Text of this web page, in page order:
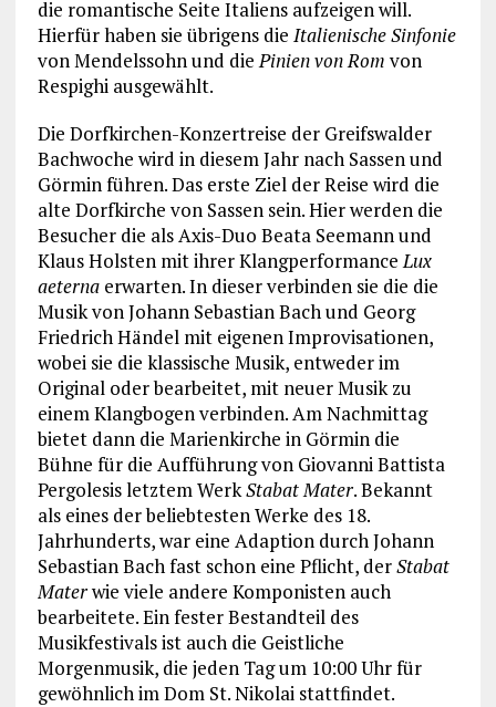
die romantische Seite Italiens aufzeigen will.
Hierfür haben sie übrigens die Italienische Sinfonie
von Mendelssohn und die Pinien von Rom von
Respighi ausgewählt.
Die Dorfkirchen-Konzertreise der Greifswalder
Bachwoche wird in diesem Jahr nach Sassen und
Görmin führen. Das erste Ziel der Reise wird die
alte Dorfkirche von Sassen sein. Hier werden die
Besucher die als Axis-Duo Beata Seemann und
Klaus Holsten mit ihrer Klangperformance Lux
aeternaerwarten. In dieser verbinden sie die die
Musik von Johann Sebastian Bach und Georg
Friedrich Händel mit eigenen Improvisationen,
wobei sie die klassische Musik, entweder im
Original oder bearbeitet, mit neuer Musik zu
einem Klangbogen verbinden. Am Nachmittag
bietet dann die Marienkirche in Görmin die
Bühne für die Aufführung von Giovanni Battista
Pergolesis letztem WerkStabat Mater. Bekannt
als eines der beliebtesten Werke des 18.
Jahrhunderts, war eine Adaption durch Johann
Sebastian Bach fast schon eine Pflicht, derStabat
Materwie viele andere Komponisten auch
bearbeitete. Ein fester Bestandteil des
Musikfestivals ist auch die Geistliche
Morgenmusik, die jeden Tag um 10:00 Uhr für
gewöhnlich im Dom St. Nikolai stattfindet.